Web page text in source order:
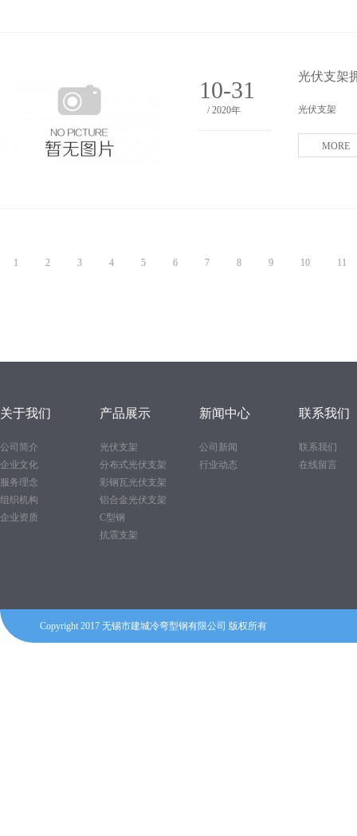
10-31
/ 2020年
光伏支架
光伏支架
MORE
1 2 3 4 5 6 7 8 9 10 11
关于我们
公司简介
企业文化
服务理念
组织机构
企业资质
产品展示
光伏支架
分布式光伏支架
彩钢瓦光伏支架
铝合金光伏支架
C型钢
抗震支架
新闻中心
公司新闻
行业动态
联系我们
联系我们
在线留言
Copyright 2017 无锡市建城冷弯型钢有限公司 版权所有